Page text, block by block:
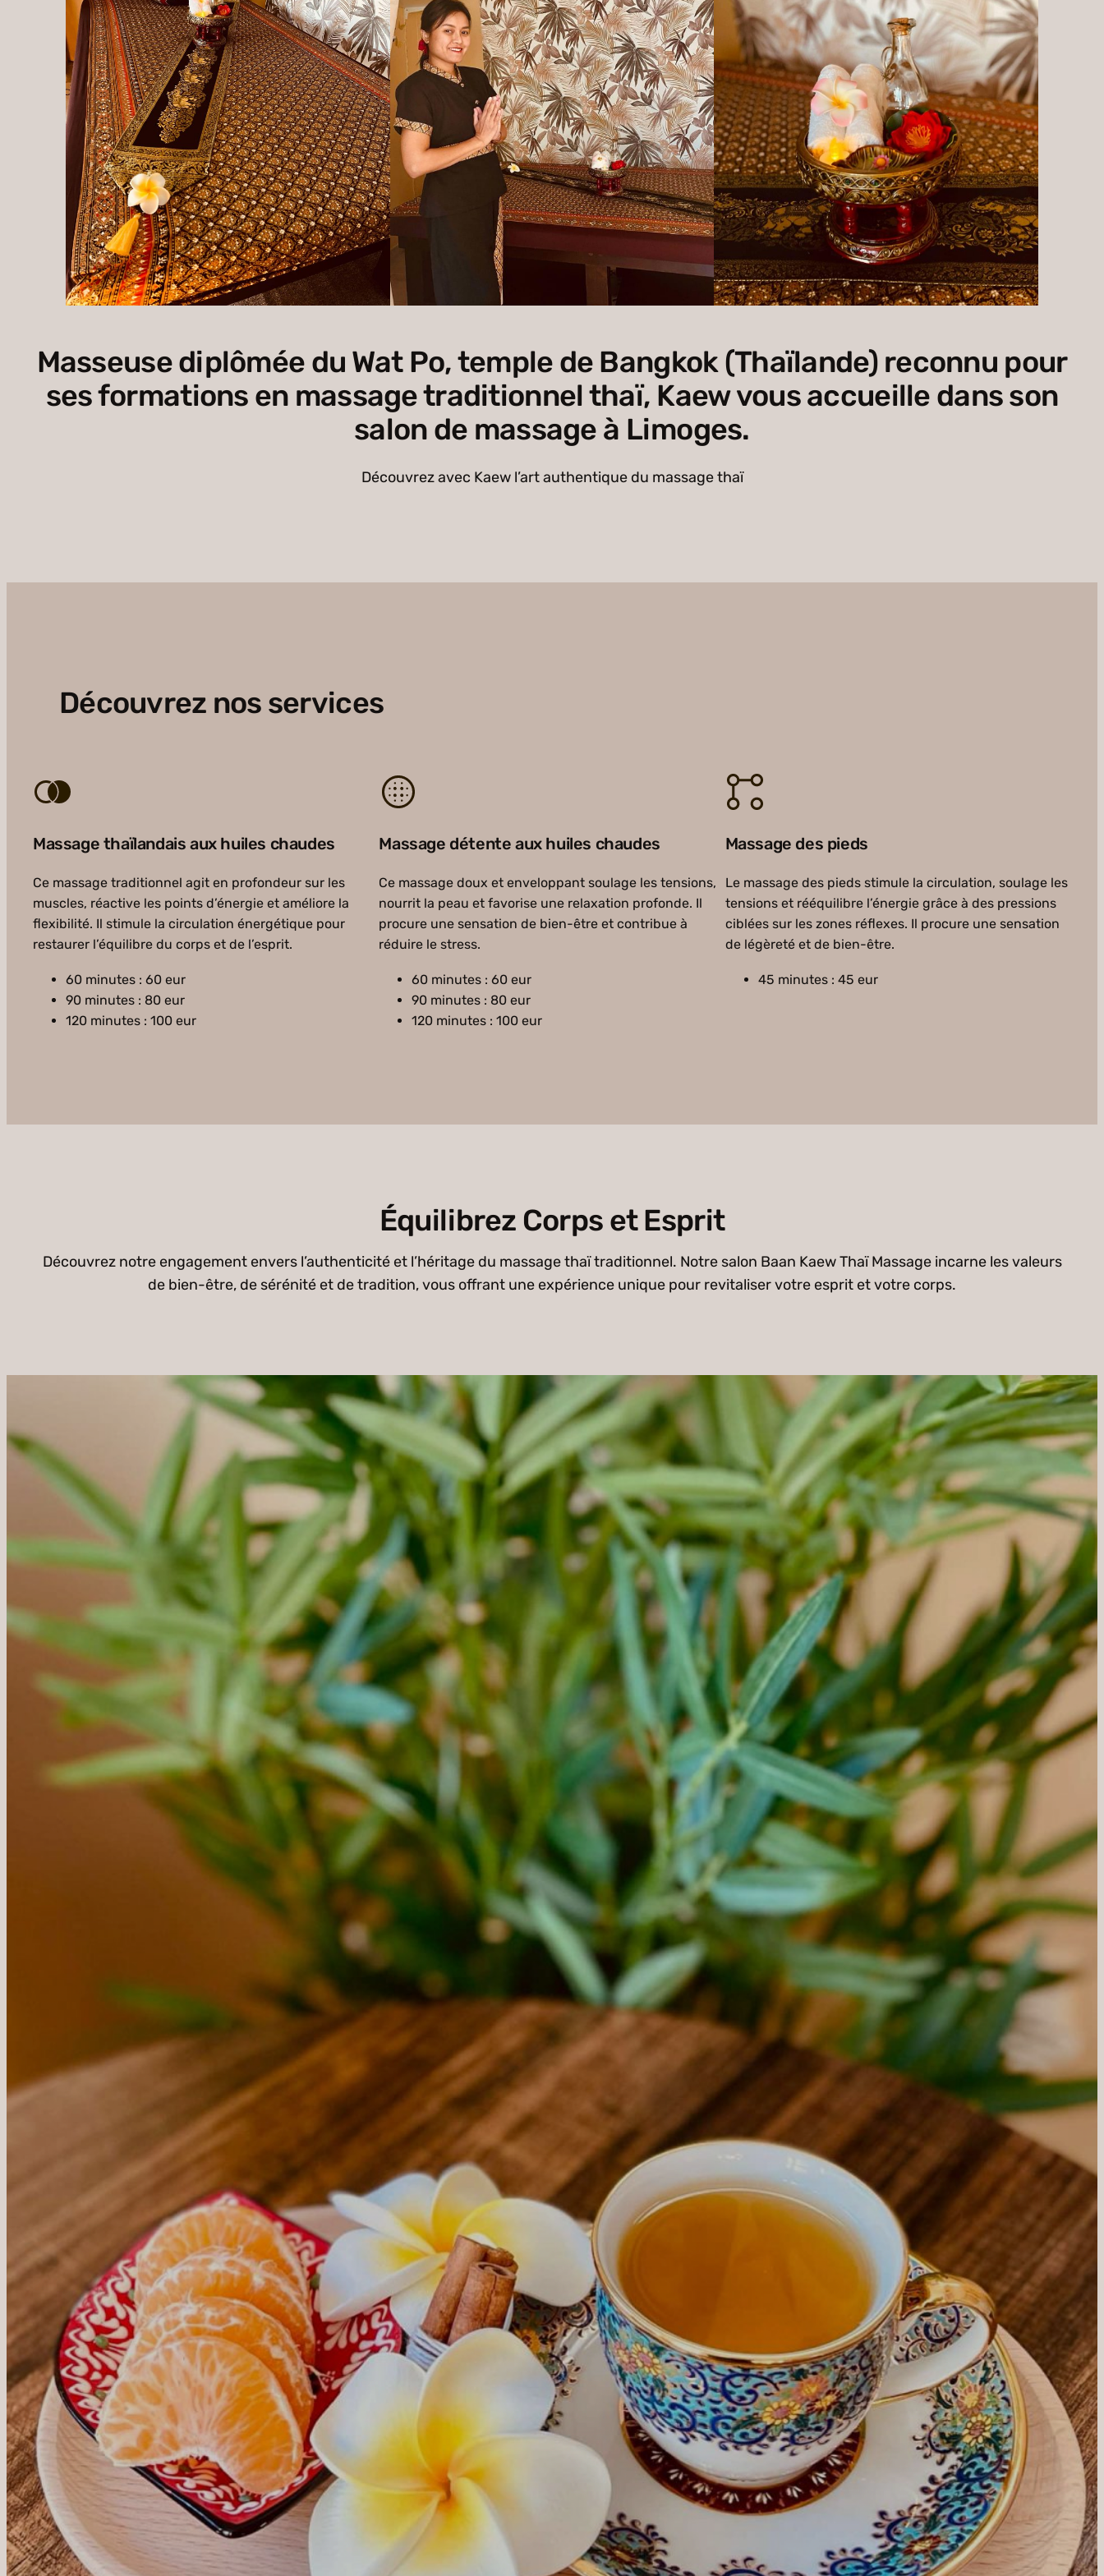
Masseuse diplômée du Wat Po, temple de Bangkok (Thaïlande) reconnu pour
ses formations en massage traditionnel thaï, Kaew vous accueille dans son
salon de massage à Limoges.
Découvrez avec Kaew l’art authentique du massage thaï
Découvrez nos services
Massage thaïlandais aux huiles chaudes
Ce massage traditionnel agit en profondeur sur les
muscles, réactive les points d’énergie et améliore la
flexibilité. Il stimule la circulation énergétique pour
restaurer l’équilibre du corps et de l’esprit.
60 minutes : 60 eur
90 minutes : 80 eur
120 minutes : 100 eur
Massage détente aux huiles chaudes
Ce massage doux et enveloppant soulage les tensions,
nourrit la peau et favorise une relaxation profonde. Il
procure une sensation de bien-être et contribue à
réduire le stress.
60 minutes : 60 eur
90 minutes : 80 eur
120 minutes : 100 eur
Massage des pieds
Le massage des pieds stimule la circulation, soulage les
tensions et rééquilibre l’énergie grâce à des pressions
ciblées sur les zones réflexes. Il procure une sensation
de légèreté et de bien-être.
45 minutes : 45 eur
Équilibrez Corps et Esprit
Découvrez notre engagement envers l’authenticité et l’héritage du massage thaï traditionnel. Notre salon Baan Kaew Thaï Massage incarne les valeurs
de bien-être, de sérénité et de tradition, vous offrant une expérience unique pour revitaliser votre esprit et votre corps.